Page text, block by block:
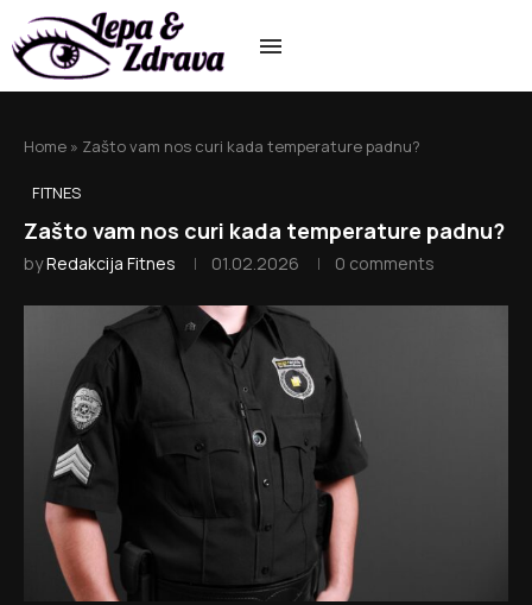
Home » Zašto vam nos curi kada temperature padnu?
FITNES
Zašto vam nos curi kada temperature padnu?
byRedakcija Fitnes 01.02.2026 0 comments